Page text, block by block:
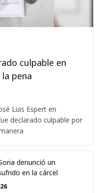
culpable en
pena
Luis Espert en
declarado culpable por
denunció un
en la cárcel